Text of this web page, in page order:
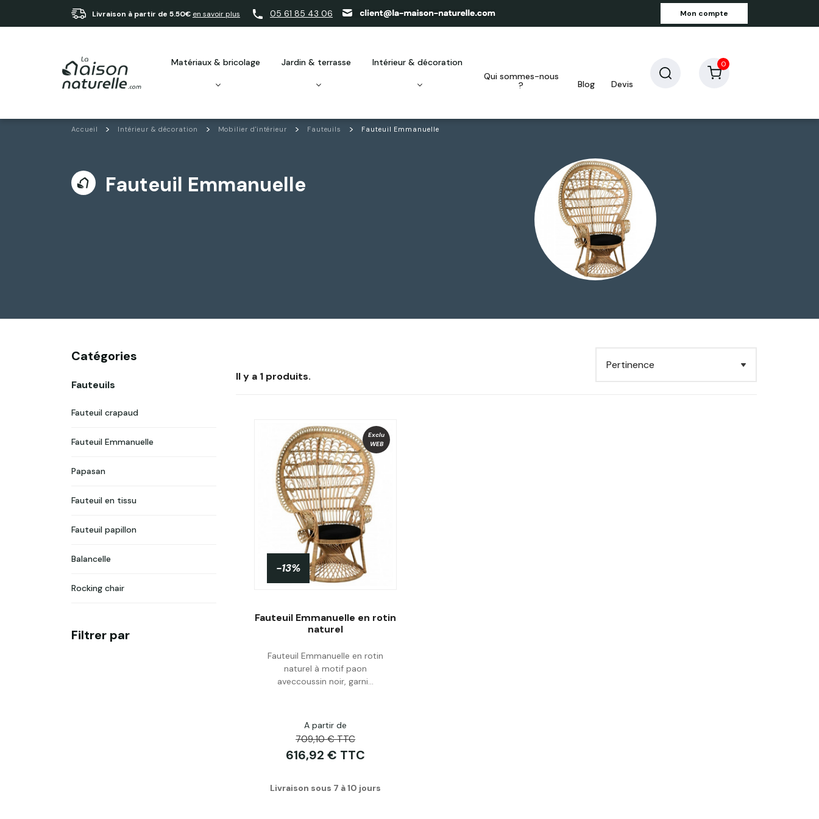
Livraison à partir de 5.50€ en savoir plus 05 61 85 43 06 Mon compte
matériaux & bricolage jardin & terrasse
intérieur & décoration
qui sommes-nous
?
blog devis
0
Accueil Intérieur & décoration Mobilier d'intérieur Fauteuils Fauteuil Emmanuelle
Fauteuil Emmanuelle
Catégories
Fauteuils
Fauteuil crapaud
Fauteuil Emmanuelle
Papasan
Fauteuil en tissu
Fauteuil papillon
Balancelle
Rocking chair
Filtrer par
Il y a 1 produits.
Acheter
Exclu
WEB
PROMO !
-13%
Fauteuil Emmanuelle en rotin
naturel
Fauteuil Emmanuelle en rotin
naturel à motif paon
aveccoussin noir, garni...
A partir de
709,10 € TTC
616,92 € TTC
Livraison sous 7 à 10 jours